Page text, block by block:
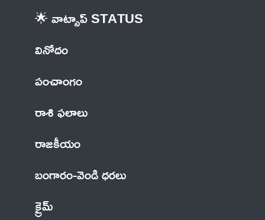
🌟 వాట్సాప్ STATUS
వినోదం
పంచాంగం
రాశి ఫలాలు
రాజకీయం
బంగారం-వెండి ధరలు
క్రైమ్